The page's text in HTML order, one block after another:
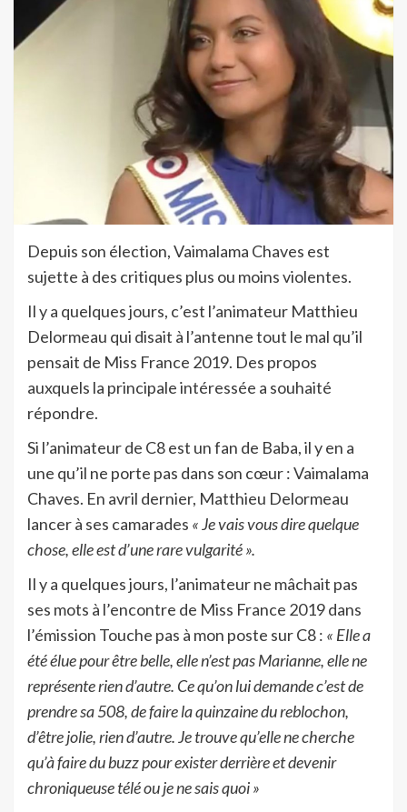
Depuis son élection, Vaimalama Chaves est
sujette à des critiques plus ou moins violentes.
Il y a quelques jours, c’est l’animateur Matthieu
Delormeau qui disait à l’antenne tout le mal qu’il
pensait de Miss France 2019. Des propos
auxquels la principale intéressée a souhaité
répondre.
Si l’animateur de C8 est un fan de Baba, il y en a
une qu’il ne porte pas dans son cœur : Vaimalama
Chaves. En avril dernier, Matthieu Delormeau
lancer à ses camarades « Je vais vous dire quelque
chose, elle est d’une rare vulgarité ».
Il y a quelques jours, l’animateur ne mâchait pas
ses mots à l’encontre de Miss France 2019 dans
l’émission Touche pas à mon poste sur C8 : « Elle a
été élue pour être belle, elle n’est pas Marianne, elle ne
représente rien d’autre. Ce qu’on lui demande c’est de
prendre sa 508, de faire la quinzaine du reblochon,
d’être jolie, rien d’autre. Je trouve qu’elle ne cherche
qu’à faire du buzz pour exister derrière et devenir
chroniqueuse télé ou je ne sais quoi »